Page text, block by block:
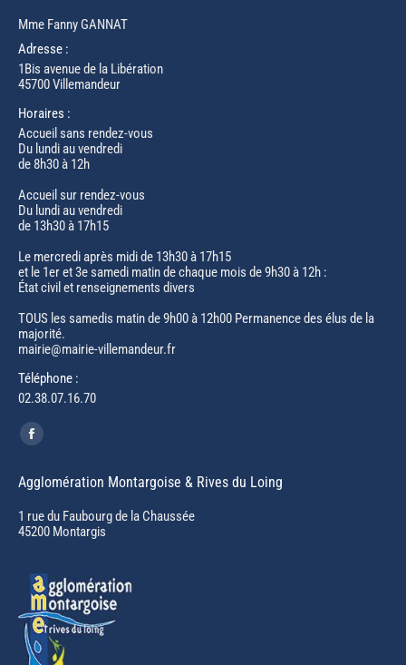
Mme Fanny GANNAT
Adresse :
1Bis avenue de la Libération
45700 Villemandeur
Horaires :
Accueil sans rendez-vous
Du lundi au vendredi
de 8h30 à 12h
Accueil sur rendez-vous
Du lundi au vendredi
de 13h30 à 17h15
Le mercredi après midi de 13h30 à 17h15
et le 1er et 3e samedi matin de chaque mois de 9h30 à 12h :
État civil et renseignements divers
TOUS les samedis matin de 9h00 à 12h00 Permanence des élus de la
majorité.
mairie@mairie-villemandeur.fr
Téléphone :
02.38.07.16.70
Trouvez nous sur :
Facebook
opens
in
new
Agglomération Montargoise & Rives du Loing
1 rue du Faubourg de la Chaussée
45200 Montargis